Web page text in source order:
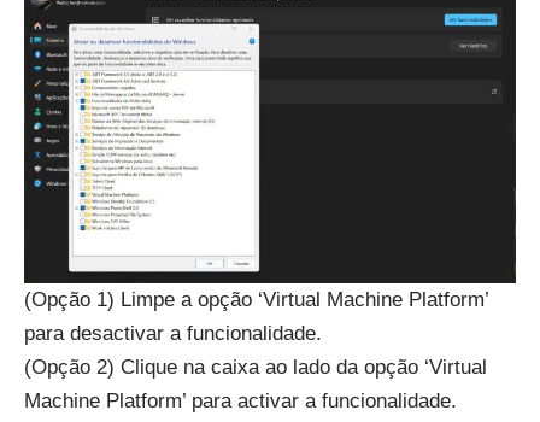
(Opção 1) Limpe a opção ‘Virtual Machine Platform’
para desactivar a funcionalidade.
(Opção 2) Clique na caixa ao lado da opção ‘Virtual
Machine Platform’ para activar a funcionalidade.